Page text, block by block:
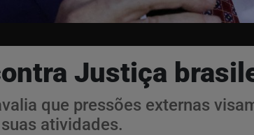
Justiça
que pressões externas
atividades.